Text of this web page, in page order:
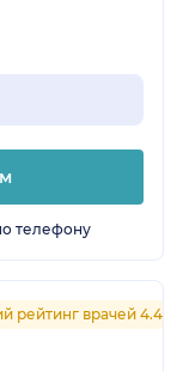
телефону
рейтинг врачей 4.4